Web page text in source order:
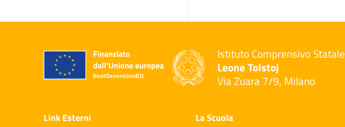
Istituto Comprensivo Statale
Leone Tolstoj
Via Zuara 7/9, Milano
Link Esterni La Scuola